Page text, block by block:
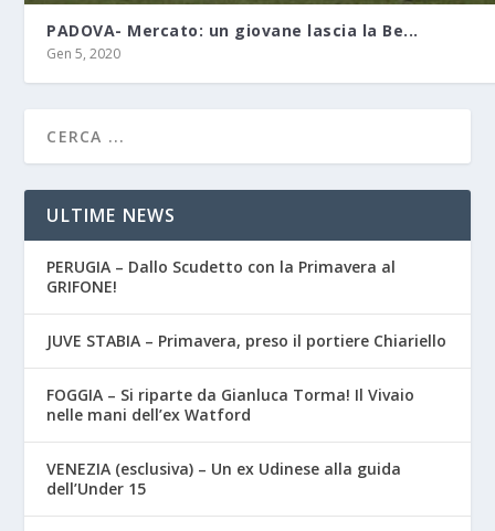
PADOVA- Mercato: un giovane lascia la Be...
Gen 5, 2020
ULTIME NEWS
PERUGIA – Dallo Scudetto con la Primavera al
GRIFONE!
JUVE STABIA – Primavera, preso il portiere Chiariello
FOGGIA – Si riparte da Gianluca Torma! Il Vivaio
nelle mani dell’ex Watford
VENEZIA (esclusiva) – Un ex Udinese alla guida
dell’Under 15